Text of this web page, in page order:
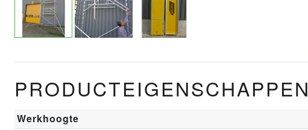
PRODUCTEIGENSCHAPPEN
Werkhoogte